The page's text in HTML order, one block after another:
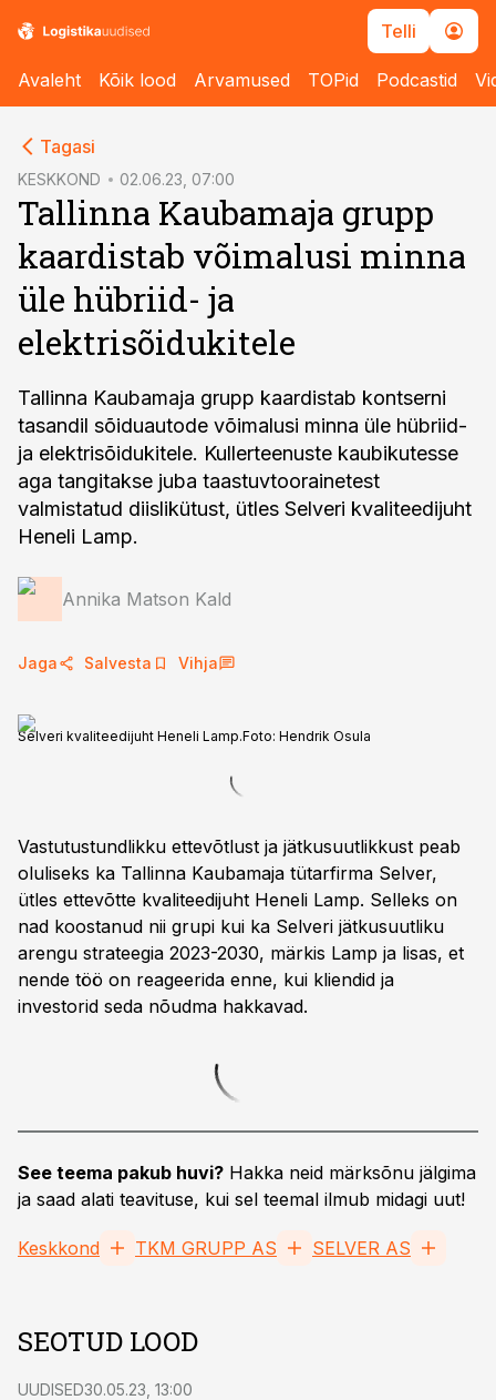
Telli
Avaleht Kõik lood Arvamused TOPid Podcastid
Tagasi
KESKKOND 02.06.23, 07:00
Tallinna Kaubamaja grupp
kaardistab võimalusi minna
üle hübriid- ja
elektrisõidukitele
Tallinna Kaubamaja grupp kaardistab kontserni
tasandil sõiduautode võimalusi minna üle hübriid-
ja elektrisõidukitele. Kullerteenuste kaubikutesse
aga tangitakse juba taastuvtoorainetest
valmistatud diislikütust, ütles Selveri kvaliteedijuht
Heneli Lamp.
Annika Matson Kald
Jaga Salvesta Vihja
Selveri kvaliteedijuht Heneli Lamp.Foto: Hendrik Osula
Vastutustundlikku ettevõtlust ja jätkusuutlikkust peab
oluliseks ka Tallinna Kaubamaja tütarfirma Selver,
ütles ettevõtte kvaliteedijuht Heneli Lamp. Selleks on
nad koostanud nii grupi kui ka Selveri jätkusuutliku
arengu strateegia 2023-2030, märkis Lamp ja lisas, et
nende töö on reageerida enne, kui kliendid ja
investorid seda nõudma hakkavad.
See teema pakub huvi? Hakka neid märksõnu jälgima
ja saad alati teavituse, kui sel teemal ilmub midagi uut!
Keskkond TKM GRUPP AS SELVER AS
SEOTUD LOOD
UUDISED30.05.23, 13:00